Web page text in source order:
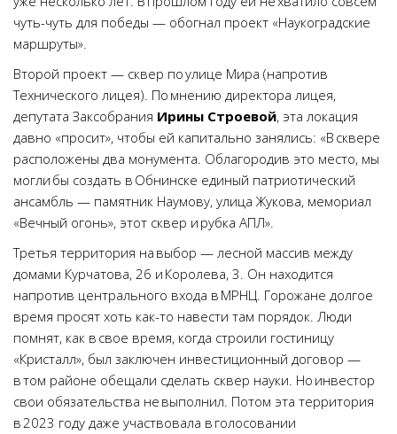
чуть-чуть для победы — обогнал проект «Наукоградские
маршруты».
Второй проект — сквер по улице Мира (напротив
Технического лицея). По мнению директора лицея,
депутата Заксобрания Ирины Строевой, эта локация
давно «просит», чтобы ей капитально занялись: «В сквере
расположены два монумента. Облагородив это место, мы
могли бы создать в Обнинске единый патриотический
ансамбль — памятник Наумову, улица Жукова, мемориал
«Вечный огонь», этот сквер и рубка АПЛ».
Третья территория на выбор — лесной массив между
домами Курчатова, 26 и Королева, 3. Он находится
напротив центрального входа в МРНЦ. Горожане долгое
время просят хоть как-то навести там порядок. Люди
помнят, как в свое время, когда строили гостиницу
«Кристалл», был заключен инвестиционный договор —
в том районе обещали сделать сквер науки. Но инвестор
свои обязательства не выполнил. Потом эта территория
в 2023 году даже участвовала в голосовании